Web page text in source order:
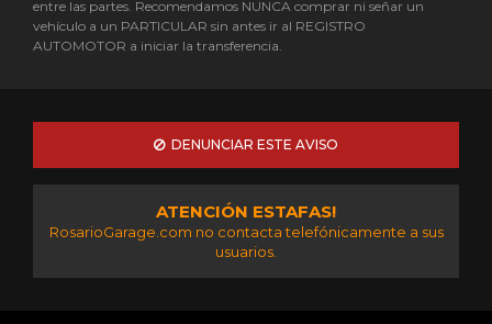
entre las partes. Recomendamos NUNCA comprar ni señar un
vehículo a un PARTICULAR sin antes ir al REGISTRO
AUTOMOTOR a iniciar la transferencia.
DENUNCIAR ESTE AVISO
ATENCIÓN ESTAFAS!
RosarioGarage.com no contacta telefónicamente a sus
usuarios.